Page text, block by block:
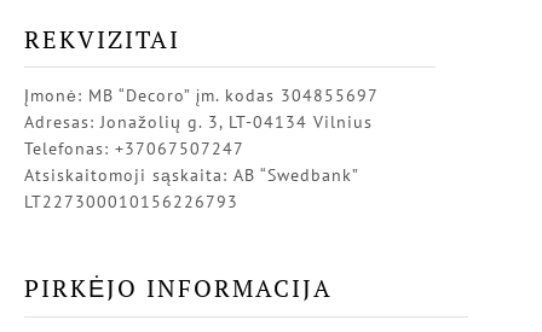
REKVIZITAI
Įmonė: MB “Decoro” įm. kodas 304855697
Adresas: Jonažolių g. 3, LT-04134 Vilnius
Telefonas: +37067507247
Atsiskaitomoji sąskaita: AB “Swedbank”
LT227300010156226793
PIRKĖJO INFORMACIJA